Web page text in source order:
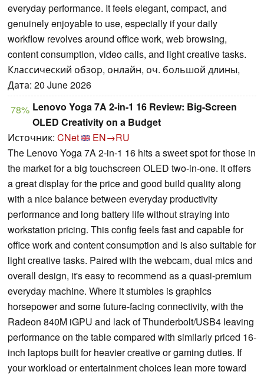
everyday performance. It feels elegant, compact, and
genuinely enjoyable to use, especially if your daily
workflow revolves around office work, web browsing,
content consumption, video calls, and light creative tasks.
Классический обзор, онлайн, оч. большой длины,
Дата: 20 June 2026
78% Lenovo Yoga 7A 2-in-1 16 Review: Big-Screen
OLED Creativity on a Budget
Источник: CNet
EN→RU
The Lenovo Yoga 7A 2-in-1 16 hits a sweet spot for those in
the market for a big touchscreen OLED two-in-one. It offers
a great display for the price and good build quality along
with a nice balance between everyday productivity
performance and long battery life without straying into
workstation pricing. This config feels fast and capable for
office work and content consumption and is also suitable for
light creative tasks. Paired with the webcam, dual mics and
overall design, it's easy to recommend as a quasi-premium
everyday machine. Where it stumbles is graphics
horsepower and some future-facing connectivity, with the
Radeon 840M iGPU and lack of Thunderbolt/USB4 leaving
performance on the table compared with similarly priced 16-
inch laptops built for heavier creative or gaming duties. If
your workload or entertainment choices lean more toward